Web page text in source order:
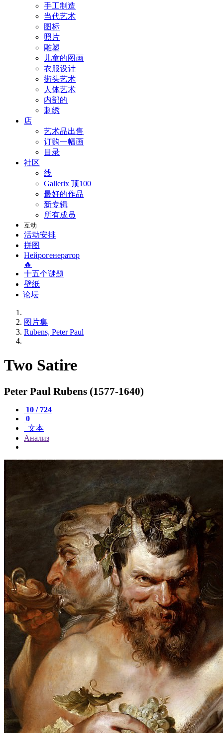
手工制造
当代艺术
图标
照片
雕塑
儿童的图画
衣服设计
街头艺术
人体艺术
内部的
刺绣
店
艺术品出售
订购一幅画
目录
社区
线
Gallerix 顶100
最好的作品
新专辑
所有成员
互动
活动安排
拼图
Нейрогенератор
🔥
十五个谜题
壁纸
论坛
图片集
Rubens, Peter Paul
Two Satire
Peter Paul Rubens (1577-1640)
10 / 724
0
文本
Анализ